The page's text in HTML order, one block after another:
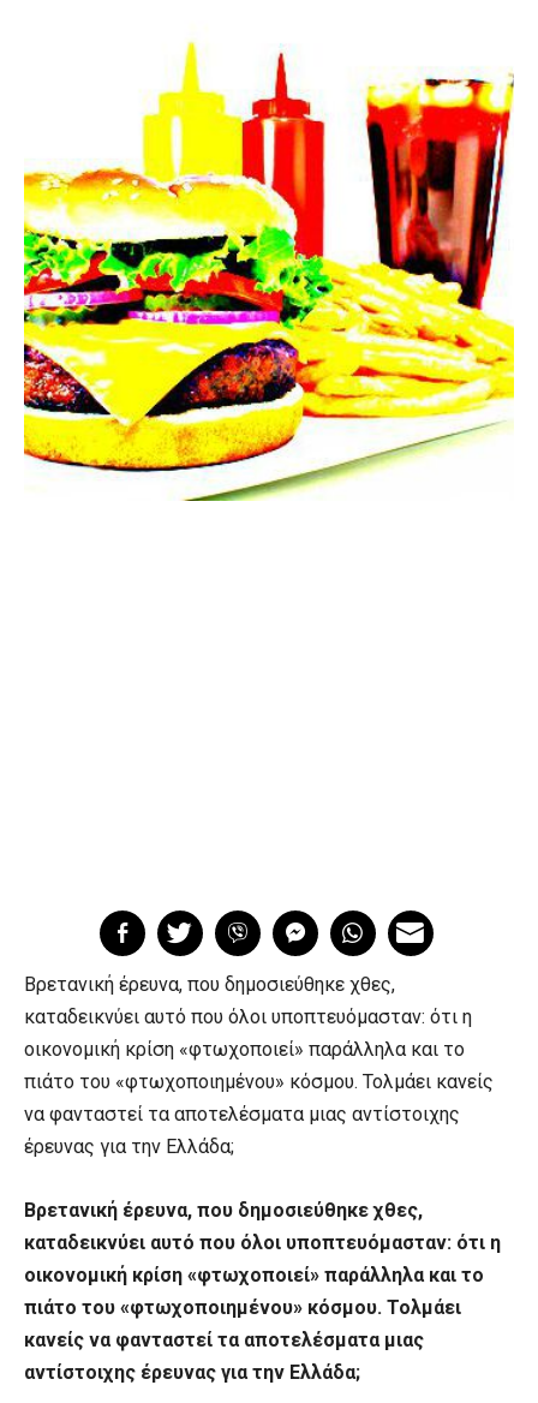
Βρετανική έρευνα, που δημοσιεύθηκε χθες,
καταδεικνύει αυτό που όλοι υποπτευόμασταν: ότι η
οικονομική κρίση «φτωχοποιεί» παράλληλα και το
πιάτο του «φτωχοποιημένου» κόσμου. Τολμάει κανείς
να φανταστεί τα αποτελέσματα μιας αντίστοιχης
έρευνας για την Ελλάδα;
Βρετανική έρευνα, που δημοσιεύθηκε χθες,
καταδεικνύει αυτό που όλοι υποπτευόμασταν: ότι η
οικονομική κρίση «φτωχοποιεί» παράλληλα και το
πιάτο του «φτωχοποιημένου» κόσμου. Τολμάει
κανείς να φανταστεί τα αποτελέσματα μιας
αντίστοιχης έρευνας για την Ελλάδα;